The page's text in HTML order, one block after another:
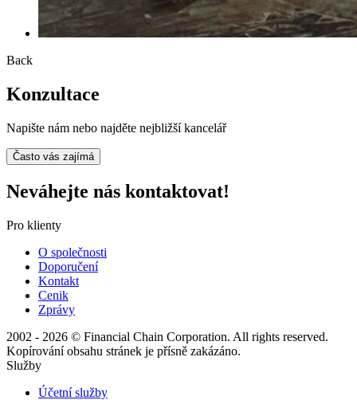
Back
Konzultace
Napište nám nebo najděte nejbližší kancelář
Často vás zajímá
Neváhejte nás kontaktovat!
Pro klienty
O společnosti
Doporučení
Kontakt
Cenik
Zprávy
2002 - 2026 © Financial Chain Corporation. All rights reserved.
Kopírování obsahu stránek je přísně zakázáno.
Služby
Účetní služby